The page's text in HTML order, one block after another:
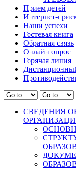
Прием детей
Интернет-
Наши успехи
Гостевая книга
Обратная связь
Онлайн опрос
Горячая линия
СВЕДЕНИЯ